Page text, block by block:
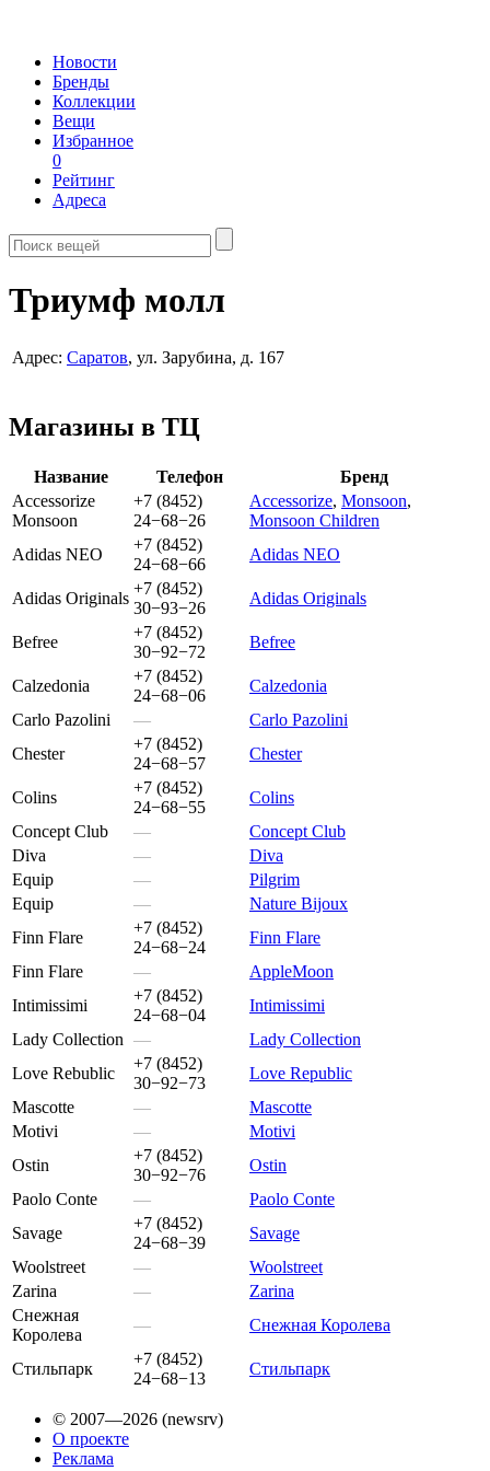
Новости
Бренды
Коллекции
Вещи
Избранное
0
Рейтинг
Адреса
Триумф молл
Адрес: Саратов, ул. Зарубина, д. 167
Магазины в ТЦ
Название Телефон
Бренд
Accessorize
Monsoon
+7 (8452)
24−68−26
Accessorize, Monsoon,
Monsoon Children
Adidas NEO
+7 (8452)
24−68−66
Adidas NEO
Adidas Originals
+7 (8452)
30−93−26
Adidas Originals
Befree
+7 (8452)
30−92−72
Befree
Calzedonia
+7 (8452)
24−68−06
Calzedonia
Carlo Pazolini
—
Carlo Pazolini
Chester
+7 (8452)
24−68−57
Chester
Colins
+7 (8452)
24−68−55
Colins
Concept Club
—
Concept Club
Diva
—
Diva
Equip
—
Pilgrim
Equip
—
Nature Bijoux
Finn Flare
+7 (8452)
24−68−24
Finn Flare
Finn Flare
—
AppleMoon
Intimissimi
+7 (8452)
24−68−04
Intimissimi
Lady Collection —
Lady Collection
Love Rebublic
+7 (8452)
30−92−73
Love Republic
Mascotte
—
Mascotte
Motivi
—
Motivi
Ostin
+7 (8452)
30−92−76
Ostin
Paolo Conte
—
Paolo Conte
Savage
+7 (8452)
24−68−39
Savage
Woolstreet
—
Woolstreet
Zarina
—
Zarina
Снежная
Королева
— Снежная Королева
Стильпарк
+7 (8452)
24−68−13
Стильпарк
© 2007—2026 (newsrv)
О проекте
Реклама